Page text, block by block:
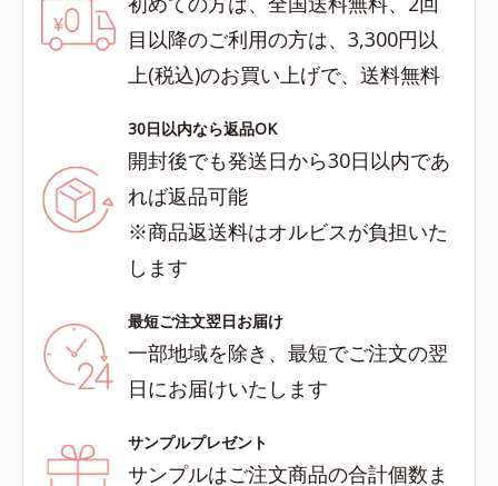
目以降のご利用の方は、3,300円以
上(税込)のお買い上げで、送料無料
30日以内なら返品OK
開封後でも発送日から30日以内であ
れば返品可能
※商品返送料はオルビスが負担いた
します
最短ご注文翌日お届け
一部地域を除き、最短でご注文の翌
日にお届けいたします
サンプルプレゼント
サンプルはご注文商品の合計個数ま